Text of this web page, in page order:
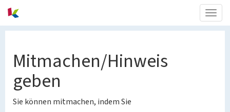
Mitmachen/Hinweis
geben
Sie können mitmachen, indem Sie